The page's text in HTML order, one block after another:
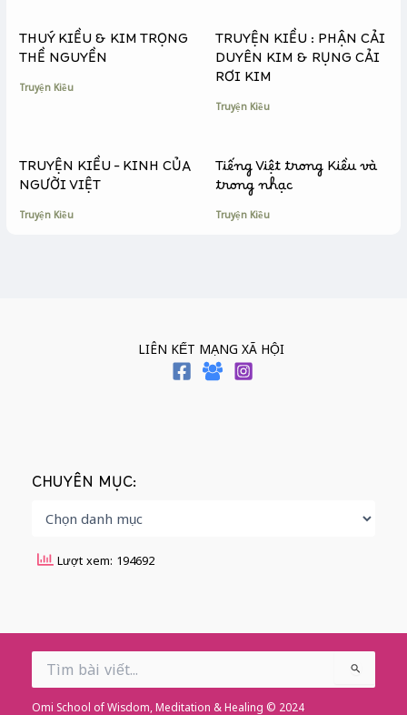
k
e
r
k
THUÝ KIỀU & KIM TRỌNG
THỀ NGUYỀN
Truyện Kiều
TRUYỆN KIỀU : PHẬN CẢI
DUYÊN KIM & RỤNG CẢI
RƠI KIM
Truyện Kiều
TRUYỆN KIỀU – KINH CỦA
NGƯỜI VIỆT
Truyện Kiều
Tiếng Việt trong Kiều và
trong nhạc
Truyện Kiều
LIÊN KẾT MẠNG XÃ HỘI
CHUYÊN MỤC:
Lượt xem: 194692
Search
for:
Omi School of Wisdom, Meditation & Healing © 2024